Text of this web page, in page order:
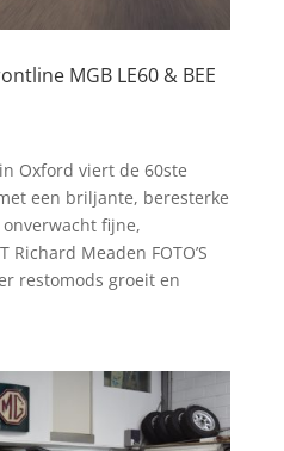
MGB LE60 & BEE
Oxford viert de 60ste
een briljante, beresterke
onverwacht fijne,
Richard Meaden FOTO’S
restomods groeit en